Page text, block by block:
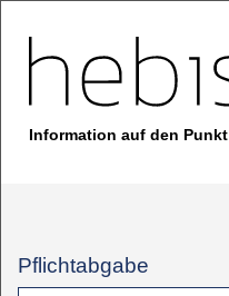
Information auf den Punkt
Pflichtabgabe